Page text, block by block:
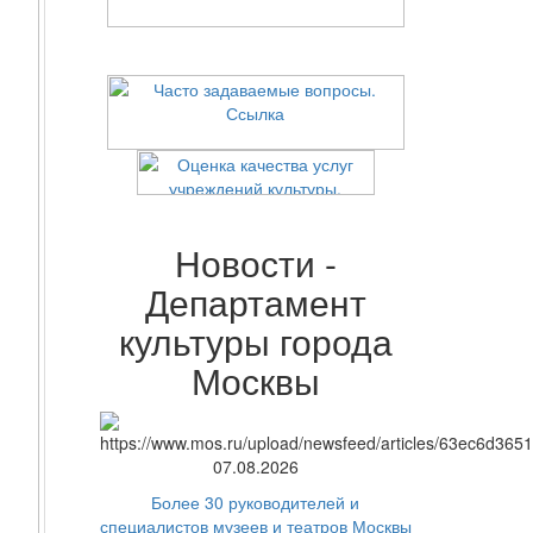
Новости -
Департамент
культуры города
Москвы
07.08.2026
Более 30 руководителей и
специалистов музеев и театров Москвы